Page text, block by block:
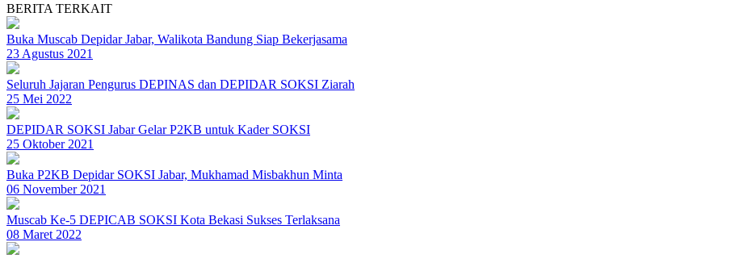
BERITA TERKAIT
Buka Muscab Depidar Jabar, Walikota Bandung Siap Bekerjasama
23 Agustus 2021
Seluruh Jajaran Pengurus DEPINAS dan DEPIDAR SOKSI Ziarah
25 Mei 2022
DEPIDAR SOKSI Jabar Gelar P2KB untuk Kader SOKSI
25 Oktober 2021
Buka P2KB Depidar SOKSI Jabar, Mukhamad Misbakhun Minta
06 November 2021
Muscab Ke-5 DEPICAB SOKSI Kota Bekasi Sukses Terlaksana
08 Maret 2022